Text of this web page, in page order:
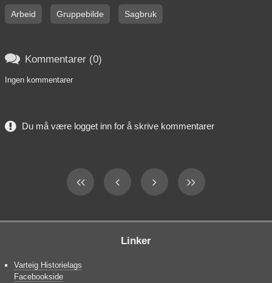
Arbeid Gruppebilde Sagbruk
 Kommentarer (0)
Ingen kommentarer
Du må være logget inn for å skrive kommentarer
Linker
Varteig Historielags
Facebookside